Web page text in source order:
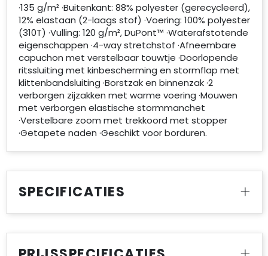
·135 g/m² ·Buitenkant: 88% polyester (gerecycleerd),
12% elastaan (2-laags stof) ·Voering: 100% polyester
(310T) ·Vulling: 120 g/m², DuPont™ ·Waterafstotende
eigenschappen ·4-way stretchstof ·Afneembare
capuchon met verstelbaar touwtje ·Doorlopende
ritssluiting met kinbescherming en stormflap met
klittenbandsluiting ·Borstzak en binnenzak ·2
verborgen zijzakken met warme voering ·Mouwen
met verborgen elastische stormmanchet
·Verstelbare zoom met trekkoord met stopper
·Getapete naden ·Geschikt voor borduren.
SPECIFICATIES